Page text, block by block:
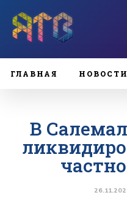
ГЛАВНАЯ НОВОСТИ
В